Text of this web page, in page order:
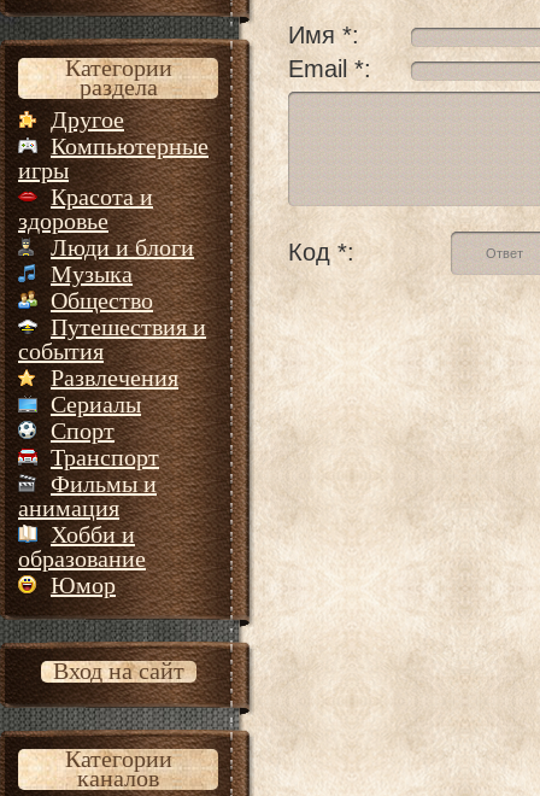
Категории
раздела
Другое
Компьютерные
игры
Красота и
здоровье
Люди и блоги
Музыка
Общество
Путешествия и
события
Развлечения
Сериалы
Спорт
Транспорт
Фильмы и
анимация
Хобби и
образование
Юмор
Вход на сайт
Категории
каналов
Имя *:
Email *:
Код *: